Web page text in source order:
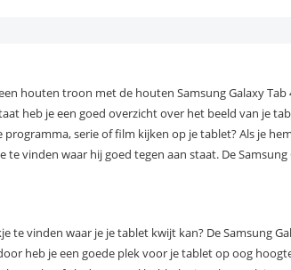
houten troon met de houten Samsung Galaxy Tab
heb je een goed overzicht over het beeld van je
serie of film kijken op je tablet? Als je
vinden waar hij goed tegen aan staat. De Samsung
vinden waar je je tablet kwijt kan? De Samsung
heb je een goede plek voor je tablet op oog